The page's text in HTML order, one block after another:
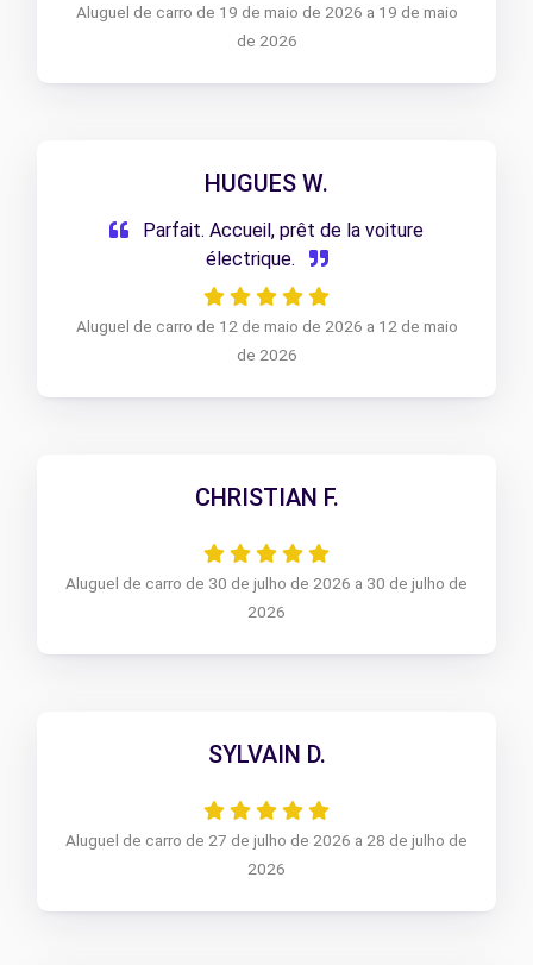
Aluguel de carro de 19 de maio de 2026 a 19 de maio
de 2026
HUGUES W.
Parfait. Accueil, prêt de la voiture
électrique.
Aluguel de carro de 12 de maio de 2026 a 12 de maio
de 2026
CHRISTIAN F.
Aluguel de carro de 30 de julho de 2026 a 30 de julho de
2026
SYLVAIN D.
Aluguel de carro de 27 de julho de 2026 a 28 de julho de
2026